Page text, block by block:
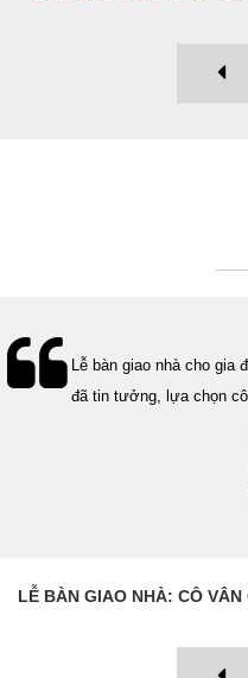
Lễ bàn giao nhà cho gia
đã tin tưởng, lựa chọn
LỄ BÀN GIAO NHÀ: CÔ VÂN